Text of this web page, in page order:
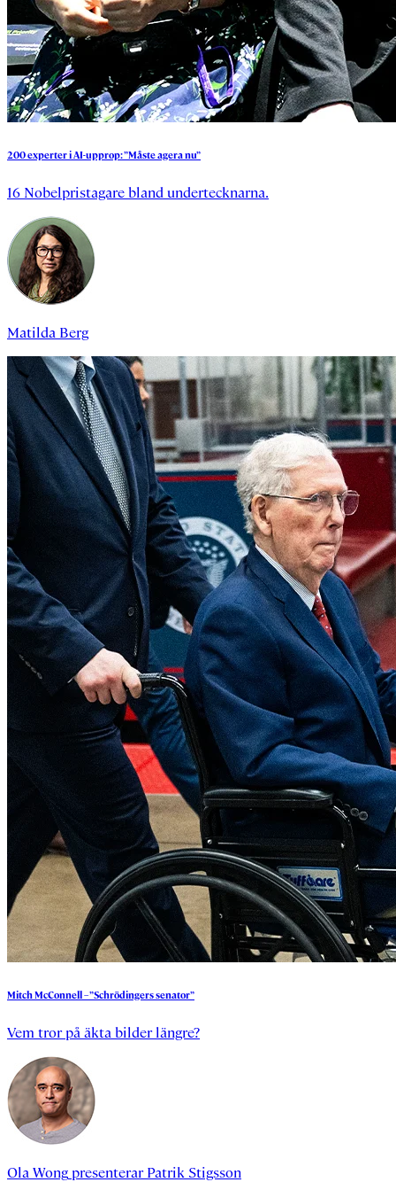
200experteriAI-upprop:”Måsteageranu”
16 Nobelpristagare bland undertecknarna.
Matilda Berg
MitchMcConnell– ”Schrödingerssenator”
Vem tror på äkta bilder längre?
Ola Wongpresenterar Patrik Stigsson